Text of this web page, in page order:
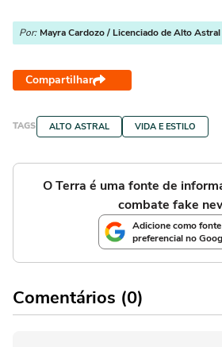
Por: Mayra Cardozo / Licenciado de Alto Astral
Compartilhar
TAGS ALTO ASTRAL VIDA E ESTILO
O Terra é uma fonte de
combate fake
Adicione como fonte
preferencial no
Comentários (0)